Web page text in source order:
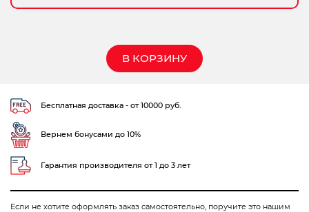
В КОРЗИНУ
Бесплатная доставка - от 10000 руб.
Вернем бонусами до 10%
Гарантия производителя от 1 до 3 лет
Если не хотите оформлять заказ самостоятельно, поручите это нашим